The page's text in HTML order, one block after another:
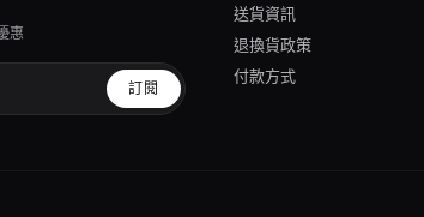
惠
訂閱
送貨資訊
退換貨政策
付款方式